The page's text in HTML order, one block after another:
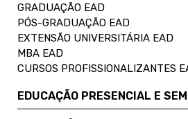
GRADUAÇÃO EAD
PÓS-GRADUAÇÃO EAD
EXTENSÃO UNIVERSITÁRIA EAD
MBA EAD
CURSOS PROFISSIONALIZANTES
EDUCAÇÃO PRESENCIAL E